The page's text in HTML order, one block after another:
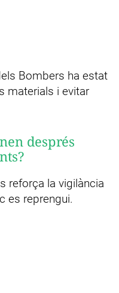
Bombers ha estat
materials i evitar
després
reforça la vigilància
es reprengui.